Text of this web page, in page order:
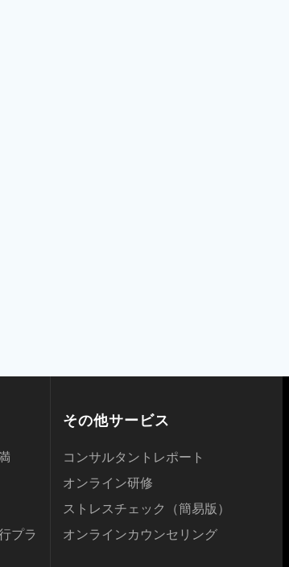
プラ
その他サービス
コンサルタントレポート
オンライン研修
ストレスチェック（簡易版）
オンラインカウンセリング